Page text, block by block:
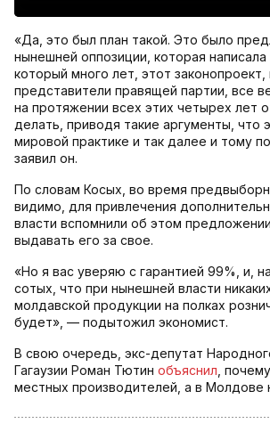
«Да, это был план такой. Это было
нынешней оппозиции, которая написала
который много лет, этот законопроект,
представители правящей партии, все
на протяжении всех этих четырех лет
делать, приводя такие аргументы, что
мировой практике и так далее и тому
заявил он.
По словам Косых, во время
видимо, для привлечения
власти вспомнили об этом
выдавать его за свое.
«Но я вас уверяю с гарантией 99%, и,
сотых, что при нынешней власти
молдавской продукции на полках
будет», — подытожил экономист.
В свою очередь, экс-депутат
Гагаузии Роман Тютин объяснил ,
местных производителей, а в Молдове